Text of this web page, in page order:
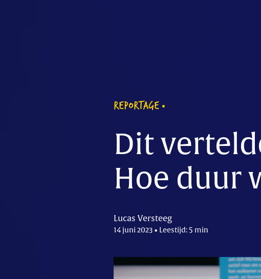
REPORTAGE
Dit
Hoe duur
Lucas Versteeg
14 juni 2023 • Leestijd: 5 min